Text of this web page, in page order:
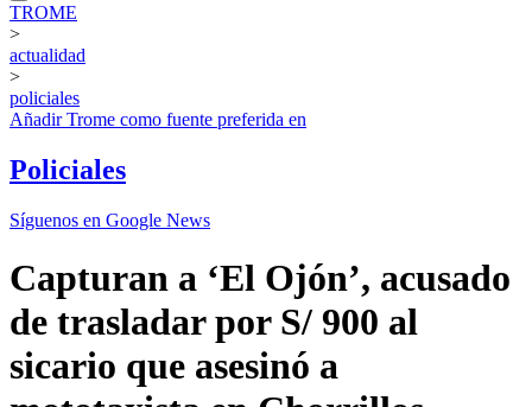
TROME
>
actualidad
>
policiales
AñadirTrome como fuente preferida en
Policiales
Síguenos en Google News
Capturan a ‘El Ojón’, acusado
de trasladar por S/ 900 al
sicario que asesinó a